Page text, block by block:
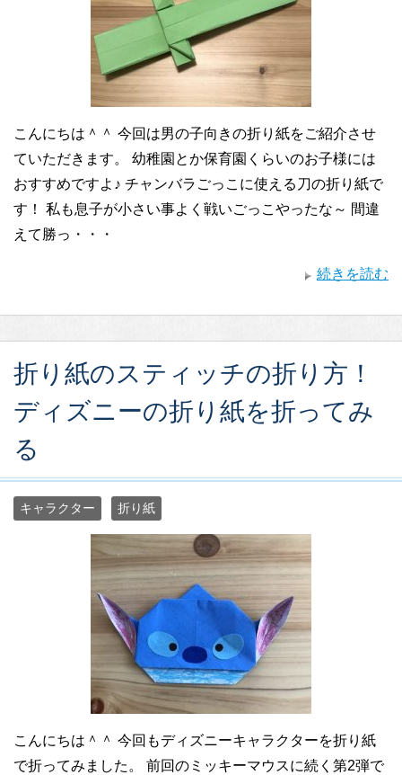
こんにちは＾＾ 今回は男の子向きの折り紙をご紹介させ
ていただきます。 幼稚園とか保育園くらいのお子様には
おすすめですよ♪ チャンバラごっこに使える刀の折り紙で
す！ 私も息子が小さい事よく戦いごっこやったな～ 間違
えて勝っ・・・
続きを読む
折り紙のスティッチの折り方！
ディズニーの折り紙を折ってみ
る
キャラクター 折り紙
こんにちは＾＾ 今回もディズニーキャラクターを折り紙
で折ってみました。 前回のミッキーマウスに続く第2弾で